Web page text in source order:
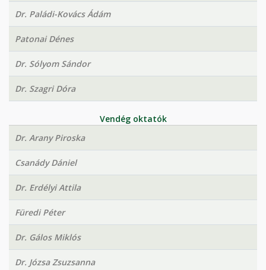
Dr. Paládi-Kovács Ádám
Patonai Dénes
Dr. Sólyom Sándor
Dr. Szagri Dóra
Vendég oktatók
Dr. Arany Piroska
Csanády Dániel
Dr. Erdélyi Attila
Füredi Péter
Dr. Gálos Miklós
Dr. Józsa Zsuzsanna